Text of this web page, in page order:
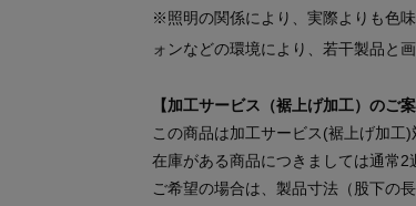
※照明の関係により、実際よりも色
ォンなどの環境により、若干製品と
【加工サービス（裾上げ加工）のご
この商品は加工サービス(裾上げ加工)
在庫がある商品につきましては通常2
ご希望の場合は、製品寸法（股下の